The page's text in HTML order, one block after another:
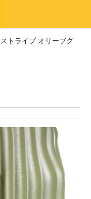
ストライプ オリーブグ